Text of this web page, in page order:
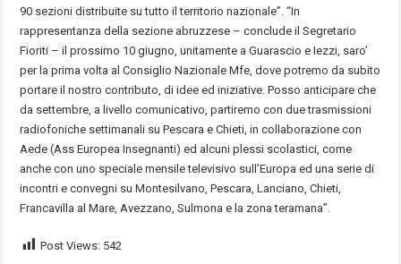
90 sezioni distribuite su tutto il territorio nazionale”. “In
rappresentanza della sezione abruzzese – conclude il Segretario
Fioriti – il prossimo 10 giugno, unitamente a Guarascio e Iezzi, saro’
per la prima volta al Consiglio Nazionale Mfe, dove potremo da subito
portare il nostro contributo, di idee ed iniziative. Posso anticipare che
da settembre, a livello comunicativo, partiremo con due trasmissioni
radiofoniche settimanali su Pescara e Chieti, in collaborazione con
Aede (Ass Europea Insegnanti) ed alcuni plessi scolastici, come
anche con uno speciale mensile televisivo sull’Europa ed una serie di
incontri e convegni su Montesilvano, Pescara, Lanciano, Chieti,
Francavilla al Mare, Avezzano, Sulmona e la zona teramana”.
Post Views: 542